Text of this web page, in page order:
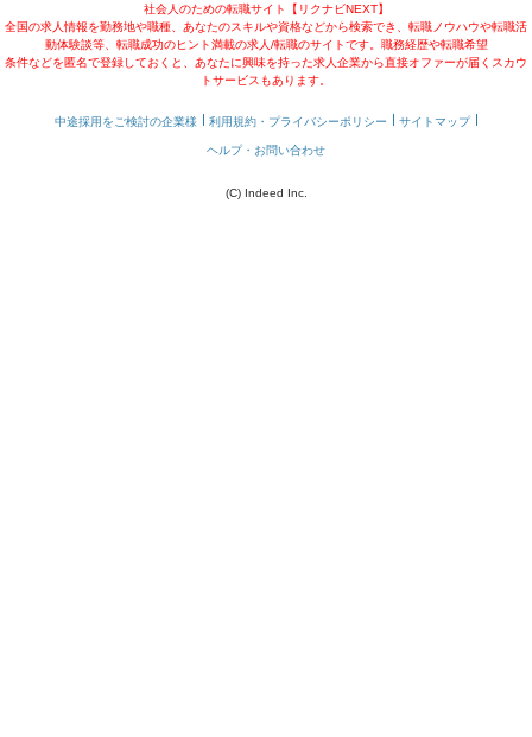
社会人のための転職サイト【リクナビNEXT】
全国の求人情報を勤務地や職種、あなたのスキルや資格などから検索でき、転職ノウハウや転職活
動体験談等、転職成功のヒント満載の求人/転職のサイトです。職務経歴や転職希望
条件などを匿名で登録しておくと、あなたに興味を持った求人企業から直接オファーが届くスカウ
トサービスもあります。
中途採用をご検討の企業様 利用規約・プライバシーポリシー サイトマップ
ヘルプ・お問い合わせ
(C) Indeed Inc.